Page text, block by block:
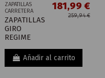
ZAPATILLAS
CARRETERA
ZAPATILLAS
GIRO
REGIME
181,99 €
259,94 €
Añadir al carrito